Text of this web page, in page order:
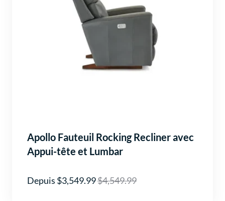
Apollo Fauteuil Rocking Recliner avec
Appui-tête et Lumbar
Depuis $3,549.99$4,549.99